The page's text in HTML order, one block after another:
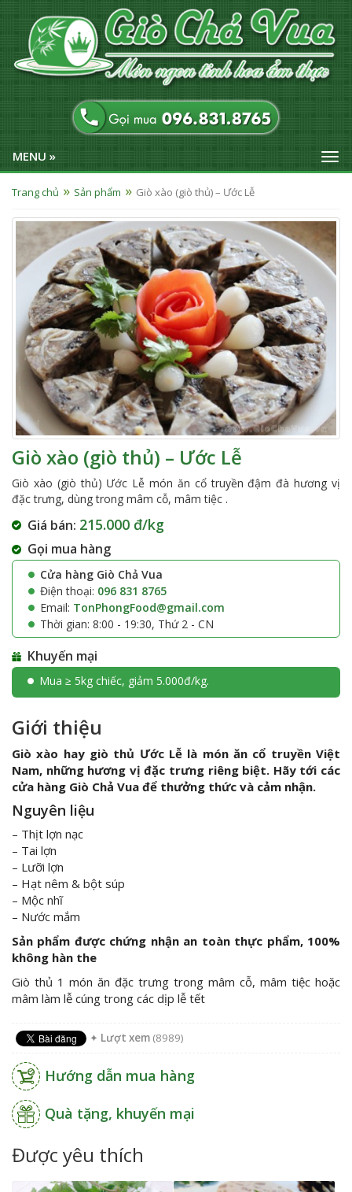
MENU »
Trang chủ Sản phẩm Giò xào (giò thủ) – Ước Lễ
Giò xào (giò thủ) – Ước Lễ
Giò xào (giò thủ) Ước Lễ món ăn cổ truyền đậm đà hương vị
đặc trưng, dùng trong mâm cỗ, mâm tiệc .
Giá bán: 215.000 đ/kg
Gọi mua hàng
Cửa hàng Giò Chả Vua
Điện thoại: 096 831 8765
Email: TonPhongFood@gmail.com
Thời gian: 8:00 - 19:30, Thứ 2 - CN
Khuyến mại
Mua ≥ 5kg chiếc, giảm 5.000đ/kg.
Giới thiệu
Giò xào hay giò thủ Ước Lễ là món ăn cổ truyền Việt
Nam, những hương vị đặc trưng riêng biệt. Hãy tới các
cửa hàng Giò Chả Vua để thưởng thức và cảm nhận.
Nguyên liệu
– Thịt lợn nạc
– Tai lợn
– Lưỡi lợn
– Hạt nêm & bột súp
– Mộc nhĩ
– Nước mắm
Sản phẩm được chứng nhận an toàn thực phẩm, 100%
không hàn the
Giò thủ 1 món ăn đặc trưng trong mâm cỗ, mâm tiệc hoặc
mâm làm lễ cúng trong các dịp lễ tết
✦ Lượt xem (8989)
Hướng dẫn mua hàng
Quà tặng, khuyến mại
Được yêu thích